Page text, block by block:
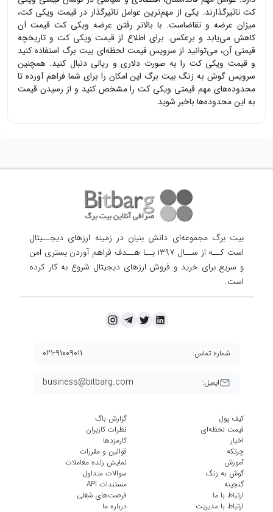
کت تاثیرگذارند. یکی از مهم‌ترین عوامل تاثیرگذار در قیمت ویکی کت،
میزان عرضه و تقاضاست. با بالاتر رفتن عرضه ویکی کت قیمت آن
کاهش می‌یابد و برعکس. برای اطلاع از قیمت ویکی کتو تاریخچه
قیمتی آن، می‌توانید از سرویس قیمت لحظه‌ای بیت برگ استفاده کنید
و قیمت ویکی کت را به صورت دلاری و ریالی دنبال کنید. همچنین
سرویس گوش به زنگ بیت برگ این امکان را برای شما فراهم آورده تا
محدوده‌های مهم قیمتی ویکی کترا مشخص کنید و از رسیدن قیمت
به این محدوده‌ها باخبر شوید.
بیت برگ مجموعه‌ای دانش بنیان در زمینه ارزهای دیجــیتال
است کــه از ســال ۱۳۹۷ بــا هــدف فراهم آوردن
بستری امن
و سریع برای خرید و فروش ارزهای دیجیتال شروع به کار کرده
است.
ایمیل: business@bitbarg.com
شماره تماس: ۰۲۱-۹۱۰۰۹۰۱۱
کیف پول
قیمت لحظه‌ای
اخبار
چرتکه
آموزش
گوش به زنگ
گنجینه
ارتباط با ما
ارتباط با مدیریت
گزارش باگ
نظرات کاربران
کارمزد‌ها
قوانین و مقررات
نمایش زنده معاملات
سوالات متداول
مستندات API
فرصت‌های شغلی
درباره ما